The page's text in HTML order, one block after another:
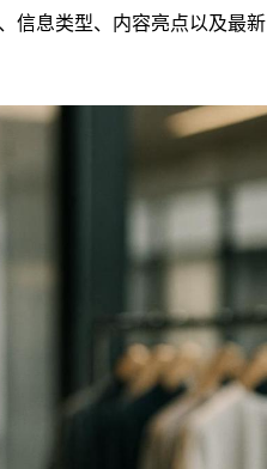
信息类型、内容亮点以及最新